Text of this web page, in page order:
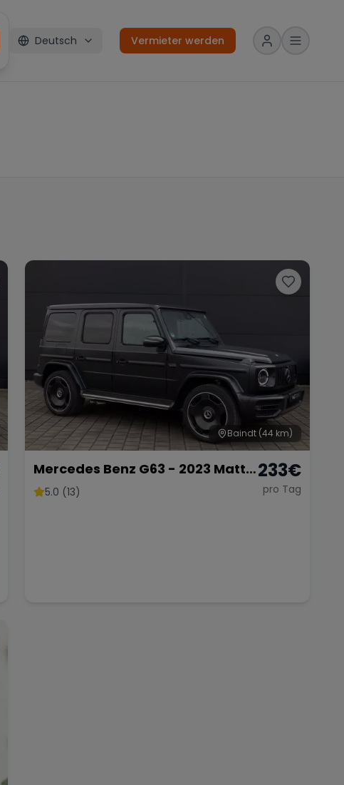
Deutsch Vermieter werden
Baindt (44 km)
Mercedes Benz G63 - 2023 Matt
Schwarz
5.0 (13)
233€
pro Tag